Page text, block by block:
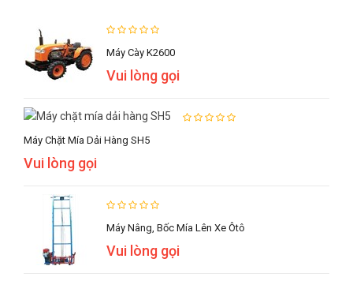
Máy Cày K2600
Vui lòng gọi
Máy Chặt Mía Dải Hàng SH5
Vui lòng gọi
Máy Nâng, Bốc Mía Lên Xe Ôtô
Vui lòng gọi